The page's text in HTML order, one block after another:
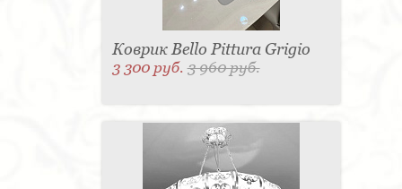
Коврик Bello Pittura Grigio
3 300 руб.3 960 руб.